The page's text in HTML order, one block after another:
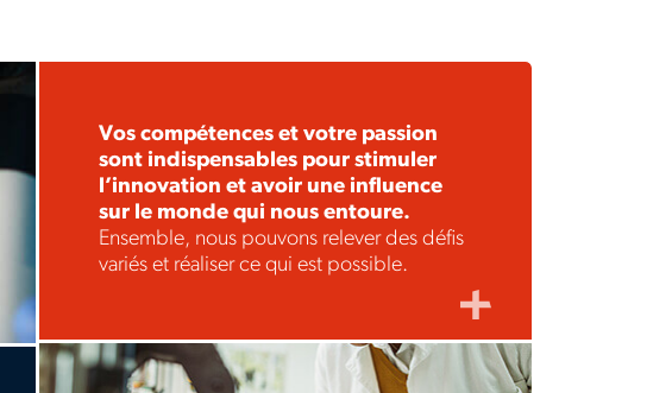
Vos compétences et votre passion
sont indispensables pour stimuler
l’innovation et avoir une influence
sur le monde qui nous entoure.
Ensemble, nous pouvons relever des défis
variés et réaliser ce qui est possible.